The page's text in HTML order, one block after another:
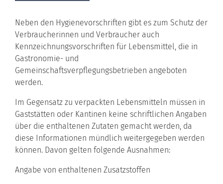
Neben den Hygienevorschriften gibt es zum Schutz der
Verbraucherinnen und Verbraucher auch
Kennzeichnungsvorschriften für Lebensmittel, die in
Gastronomie- und
Gemeinschaftsverpflegungsbetrieben angeboten
werden.
Im Gegensatz zu verpackten Lebensmitteln müssen in
Gaststätten oder Kantinen keine schriftlichen Angaben
über die enthaltenen Zutaten gemacht werden, da
diese Informationen mündlich weitergegeben werden
können. Davon gelten folgende Ausnahmen:
Angabe von enthaltenen Zusatzstoffen